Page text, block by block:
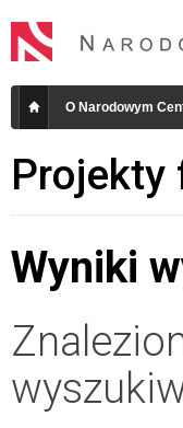
O Narodowym
Projekty
Wyniki